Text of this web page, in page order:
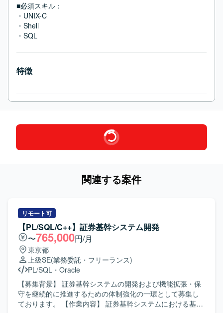
■必須スキル：
・UNIX-C
・Shell
・SQL
特徴
関連する案件
リモート可
【PL/SQL/C++】証券基幹システム開発
〜765,000円/月
東京都
上級SE(業務委託・フリーランス)
PL/SQL ・ Oracle
【募集背景】 証券基幹システムの開発および機能拡張・保
守を継続的に推進するための体制強化の一環として募集し
ております。 【作業内容】 証券基幹システムにおける基本